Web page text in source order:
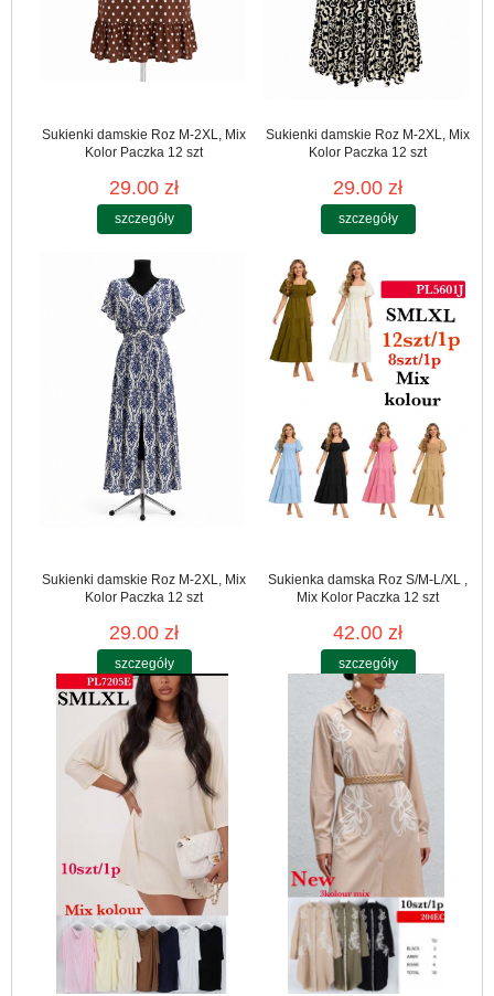
Sukienki damskie Roz M-2XL, Mix
Kolor Paczka 12 szt
29.00 zł
szczegóły
Sukienki damskie Roz M-2XL, Mix
Kolor Paczka 12 szt
29.00 zł
szczegóły
Sukienki damskie Roz M-2XL, Mix
Kolor Paczka 12 szt
29.00 zł
szczegóły
Sukienka damska Roz S/M-L/XL ,
Mix Kolor Paczka 12 szt
42.00 zł
szczegóły